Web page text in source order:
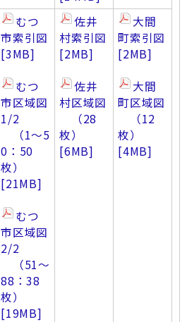
むつ
市索引図
[3MB]
むつ
市区域図
1/2
（1～5
0：50
枚）
[21MB]
むつ
市区域図
2/2
（51～
88：38
枚）
[19MB]
佐井
村索引図
[2MB]
佐井
村区域図
（28
枚）
[6MB]
大間
町索引図
[2MB]
大間
町区域図
（12
枚）
[4MB]